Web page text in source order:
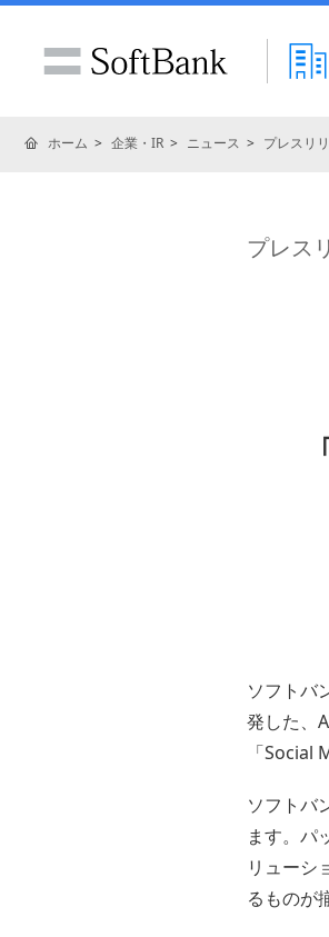
ホーム 企業・IR ニュース プレスリ
プレス
ソフトバ
発した、
「Social
ソフトバ
ます。パ
リューシ
るものが